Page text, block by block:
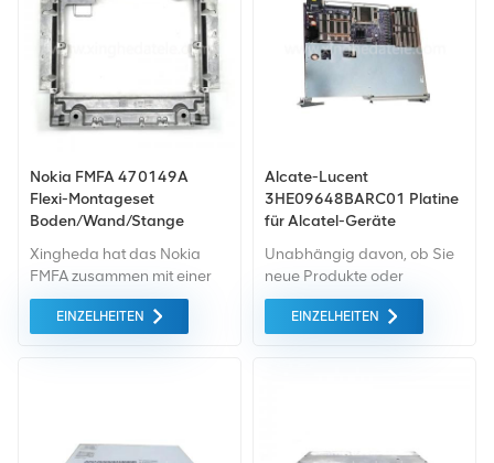
Ausgang 48 V 30 A.
MDA und EDA. Es ermöglicht
einen zusätzlichen Abstand
von 30 mm zwischen Rack
und geschlossener
Schranktür, was die
Nokia FMFA 470149A
Flexi-Montageset
Boden/Wand/Stange
Xingheda hat das Nokia
FMFA zusammen mit einer
breiten Palette auf Lager
Angebot an gebrauchten
Telekommunikationsgeräten.
EINZELHEITEN
Alcate-Lucent
3HE09648BARC01 Platine
für Alcatel-Geräte
Unabhängig davon, ob Sie
neue Produkte oder
renovierte Produkte
benötigen, ist eine
bestmöglichen Preis
EINZELHEITEN